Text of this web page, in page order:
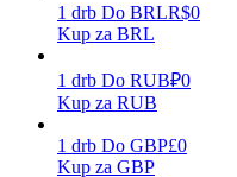
1 drb Do BRLR$0
Kup za BRL
1 drb Do RUB₽0
Kup za RUB
1 drb Do GBP£0
Kup za GBP